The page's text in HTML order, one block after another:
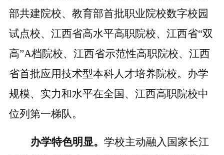
部共建院校、教育部首批职业院校数字校园
试点校、江西省高水平高职院校、江西省“双
高”A档院校、江西省示范性高职院校、江西
省首批应用技术型本科人才培养院校。办学
规模、实力和水平在全国、江西高职院校中
位列第一梯队。
办学特色明显。 学校主动融入国家长江